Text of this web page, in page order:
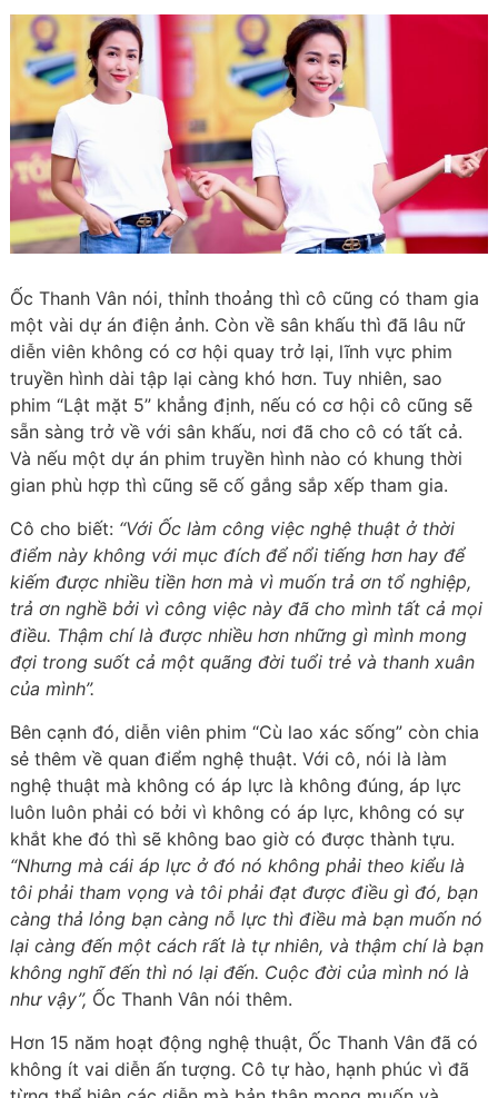
Ốc Thanh Vân nói, thỉnh thoảng thì cô cũng có tham gia
một vài dự án điện ảnh. Còn về sân khấu thì đã lâu nữ
diễn viên không có cơ hội quay trở lại, lĩnh vực phim
truyền hình dài tập lại càng khó hơn. Tuy nhiên, sao
phim “Lật mặt 5” khẳng định, nếu có cơ hội cô cũng sẽ
sẵn sàng trở về với sân khấu, nơi đã cho cô có tất cả.
Và nếu một dự án phim truyền hình nào có khung thời
gian phù hợp thì cũng sẽ cố gắng sắp xếp tham gia.
Cô cho biết: “Với Ốc làm công việc nghệ thuật ở thời
điểm này không với mục đích để nổi tiếng hơn hay để
kiếm được nhiều tiền hơn mà vì muốn trả ơn tổ nghiệp,
trả ơn nghề bởi vì công việc này đã cho mình tất cả mọi
điều. Thậm chí là được nhiều hơn những gì mình mong
đợi trong suốt cả một quãng đời tuổi trẻ và thanh xuân
của mình”.
Bên cạnh đó, diễn viên phim “Cù lao xác sống” còn chia
sẻ thêm về quan điểm nghệ thuật. Với cô, nói là làm
nghệ thuật mà không có áp lực là không đúng, áp lực
luôn luôn phải có bởi vì không có áp lực, không có sự
khắt khe đó thì sẽ không bao giờ có được thành tựu.
“Nhưng mà cái áp lực ở đó nó không phải theo kiểu là
tôi phải tham vọng và tôi phải đạt được điều gì đó, bạn
càng thả lỏng bạn càng nỗ lực thì điều mà bạn muốn nó
lại càng đến một cách rất là tự nhiên, và thậm chí là bạn
không nghĩ đến thì nó lại đến. Cuộc đời của mình nó là
như vậy”, Ốc Thanh Vân nói thêm.
Hơn 15 năm hoạt động nghệ thuật, Ốc Thanh Vân đã có
không ít vai diễn ấn tượng. Cô tự hào, hạnh phúc vì đã